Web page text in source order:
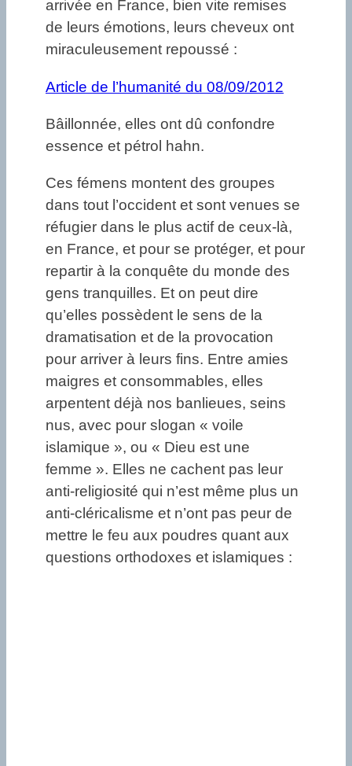
arrivée en France, bien vite remises
de leurs émotions, leurs cheveux ont
miraculeusement repoussé :
Article de l’humanité du 08/09/2012
Bâillonnée, elles ont dû confondre
essence et pétrol hahn.
Ces fémens montent des groupes
dans tout l’occident et sont venues se
réfugier dans le plus actif de ceux-là,
en France, et pour se protéger, et pour
repartir à la conquête du monde des
gens tranquilles. Et on peut dire
qu’elles possèdent le sens de la
dramatisation et de la provocation
pour arriver à leurs fins. Entre amies
maigres et consommables, elles
arpentent déjà nos banlieues, seins
nus, avec pour slogan « voile
islamique », ou « Dieu est une
femme ». Elles ne cachent pas leur
anti-religiosité qui n’est même plus un
anti-cléricalisme et n’ont pas peur de
mettre le feu aux poudres quant aux
questions orthodoxes et islamiques :